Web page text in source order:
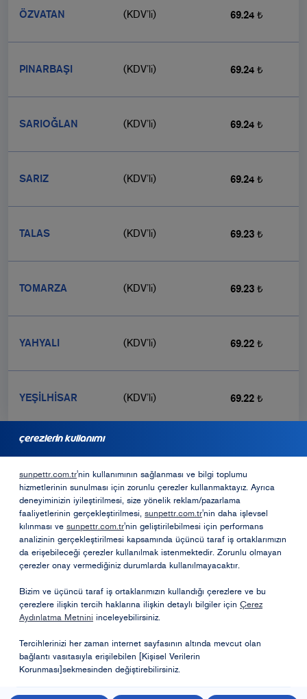
çerezlerin kullanımı
sunpettr.com.tr'nin kullanımının sağlanması ve bilgi toplumu
hizmetlerinin sunulması için zorunlu çerezler kullanmaktayız. Ayrıca
deneyiminizin iyileştirilmesi, size yönelik reklam/pazarlama
faaliyetlerinin gerçekleştirilmesi, sunpettr.com.tr'nin daha işlevsel
kılınması ve sunpettr.com.tr'nin geliştirilebilmesi için performans
analizinin gerçekleştirilmesi kapsamında üçüncü taraf iş ortaklarımızın
da erişebileceği çerezler kullanılmak istenmektedir. Zorunlu olmayan
çerezler onay vermediğiniz durumlarda kullanılmayacaktır.
Bizim ve üçüncü taraf iş ortaklarımızın kullandığı çerezlere ve bu
çerezlere ilişkin tercih haklarına ilişkin detaylı bilgiler için Çerez
Aydınlatma Metnini inceleyebilirsiniz.
Tercihlerinizi her zaman internet sayfasının altında mevcut olan
bağlantı vasıtasıyla erişilebilen [Kişisel Verilerin
Korunması]sekmesinden değiştirebilirsiniz.
ÖZVATAN (KDV’li) 69.24 ₺
PINARBAŞI (KDV’li) 69.24 ₺
SARIOĞLAN (KDV’li) 69.24 ₺
SARIZ (KDV’li) 69.24 ₺
TALAS (KDV’li) 69.23 ₺
TOMARZA (KDV’li) 69.23 ₺
YAHYALI (KDV’li) 69.22 ₺
YEŞİLHİSAR (KDV’li) 69.22 ₺
Bayilik Formu
Opet Sosyal Sorumluk Projeleri
Kişisel Verilerin Korunması Bilgi Toplumu Hizmetleri